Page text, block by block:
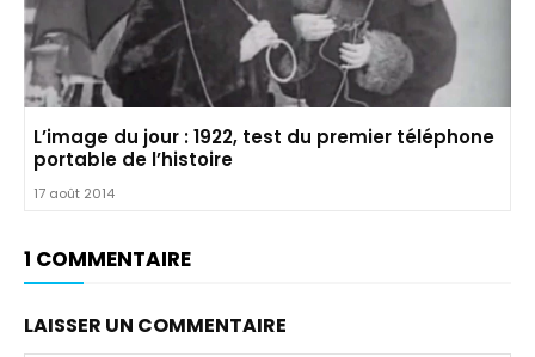
L’image du jour : 1922, test du premier téléphone
portable de l’histoire
17 août 2014
1 COMMENTAIRE
LAISSER UN COMMENTAIRE